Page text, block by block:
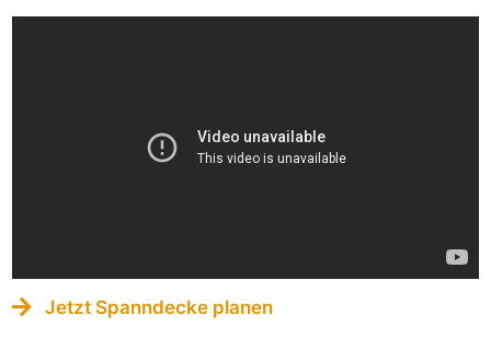
Jetzt Spanndecke planen